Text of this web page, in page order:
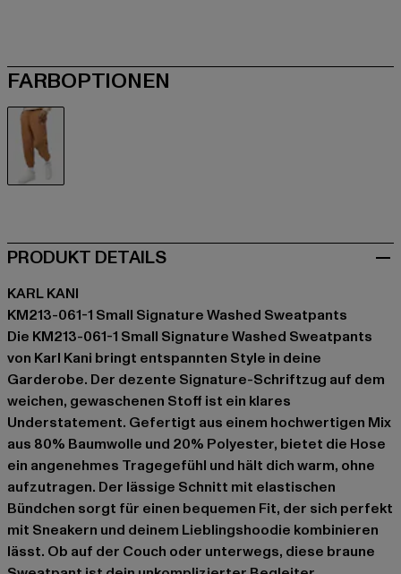
FARBOPTIONEN
PRODUKT DETAILS
KARL KANI
KM213-061-1 Small Signature Washed Sweatpants
Die KM213-061-1 Small Signature Washed Sweatpants
von Karl Kani bringt entspannten Style in deine
Garderobe. Der dezente Signature-Schriftzug auf dem
weichen, gewaschenen Stoff ist ein klares
Understatement. Gefertigt aus einem hochwertigen Mix
aus 80% Baumwolle und 20% Polyester, bietet die Hose
ein angenehmes Tragegefühl und hält dich warm, ohne
aufzutragen. Der lässige Schnitt mit elastischen
Bündchen sorgt für einen bequemen Fit, der sich perfekt
mit Sneakern und deinem Lieblingshoodie kombinieren
lässt. Ob auf der Couch oder unterwegs, diese braune